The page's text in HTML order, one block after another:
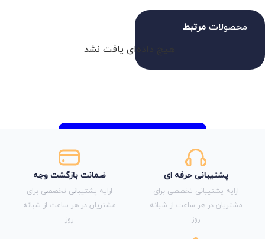
محصولات مرتبط
هیچ داده‌ای یافت نشد
پشتیبانی حرفه ای
ارایه پشتیبانی تخصصی برای
مشتریان در هر ساعت از شبانه
روز
ضمانت بازگشت وجه
ارایه پشتیبانی تخصصی برای
مشتریان در هر ساعت از شبانه
روز